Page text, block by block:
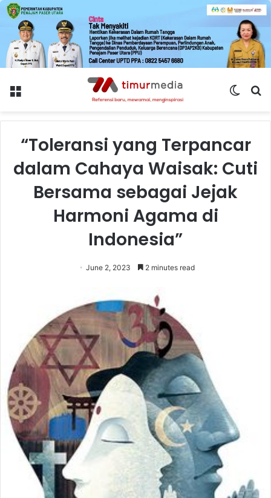
Menu
Switch
“Toleransi yang Terpancar
dalam Cahaya Waisak: Cuti
Bersama sebagai Jejak
Harmoni Agama di
Indonesia”
June 2, 2023 2 minutes read